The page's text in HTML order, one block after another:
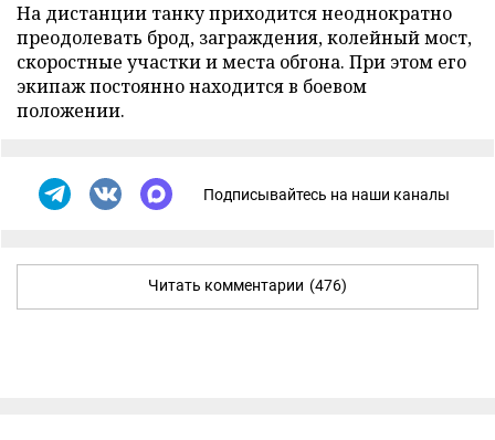
На дистанции танку приходится неоднократно
преодолевать брод, заграждения, колейный мост,
скоростные участки и места обгона. При этом его
экипаж постоянно находится в боевом
положении.
Подписывайтесь на наши каналы
Читать комментарии (476)